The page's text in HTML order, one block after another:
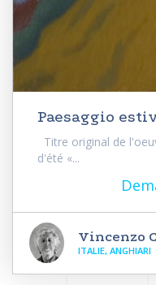
Paesaggio
Titre original de
d'été «...
Vincenzo
ITALIE, ANGHIARI